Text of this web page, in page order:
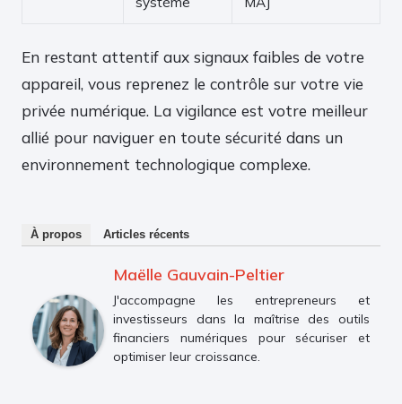
En restant attentif aux signaux faibles de votre
appareil, vous reprenez le contrôle sur votre vie
privée numérique. La vigilance est votre meilleur
allié pour naviguer en toute sécurité dans un
environnement technologique complexe.
À propos Articles récents
Maëlle Gauvain-Peltier
J'accompagne les entrepreneurs et
investisseurs dans la maîtrise des outils
financiers numériques pour sécuriser et
optimiser leur croissance.